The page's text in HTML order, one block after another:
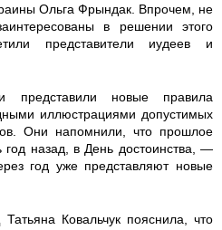
Ольга Фрындак. Впрочем, не
в решении этого
представители иудеев и
представили новые правила
иллюстрациями допустимых
Они напомнили, что прошлое
год назад, в День достоинства, —
год уже представляют новые
Ковальчук пояснила, что